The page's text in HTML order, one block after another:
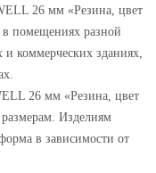
26 мм «Резина, цвет
помещениях разной
коммерческих зданиях,
26 мм «Резина, цвет
Изделиям
в зависимости от